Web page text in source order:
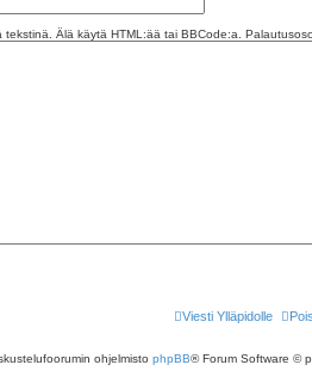
tekstinä. Älä käytä HTML:ää tai BBCode:a.
Viesti Ylläpidolle
ohjelmisto phpBB® Forum Software ©